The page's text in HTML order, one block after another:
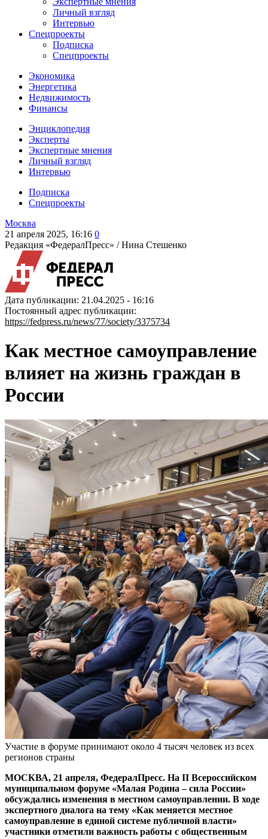
Личный взгляд
Интервью
Спецпроекты
Подписка
Спецпроекты
Экономика
Энергетика
Недвижимость
Финансы
Энциклопедия
Эксперты
Экспертные мнения
Личный взгляд
Интервью
Подписка
Спецпроекты
Москва
21 апреля 2025, 16:16 0
Редакция «ФедералПресс» /Нина Стешенко
Дата публикации: 21.04.2025 - 16:16
Постоянный адрес публикации:
https://fedpress.ru/news/77/society/3375734
Как местное самоуправление
влияет на жизнь граждан в
России
Участие в форуме принимают около 4 тысяч человек из всех
регионов страны
МОСКВА, 21 апреля, ФедералПресс. На II Всероссийском
муниципальном форуме «Малая Родина – сила России»
обсуждались изменения в местном самоуправлении. В ходе
экспертного диалога на тему «Как меняется местное
самоуправление в единой системе публичной власти»
участники отметили важность работы с общественным